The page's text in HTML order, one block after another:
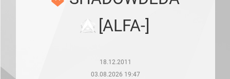
игроков
[ALFA-]
18.12.2011
03.08.2026 19:47